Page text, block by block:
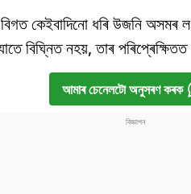
কেইবাদিনো ধৰি উজনি অসমৰ
বিঘ্নিত নহয়, তাৰ
আমাৰ চেনেলটো অনুসৰণ কৰক